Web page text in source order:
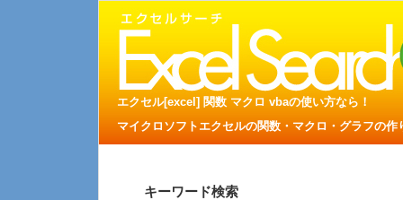
エクセル[excel] 関数 マクロ vbaの使い方なら！
マイクロソフトエクセルの関数・マクロ・グラフの
キーワード検索